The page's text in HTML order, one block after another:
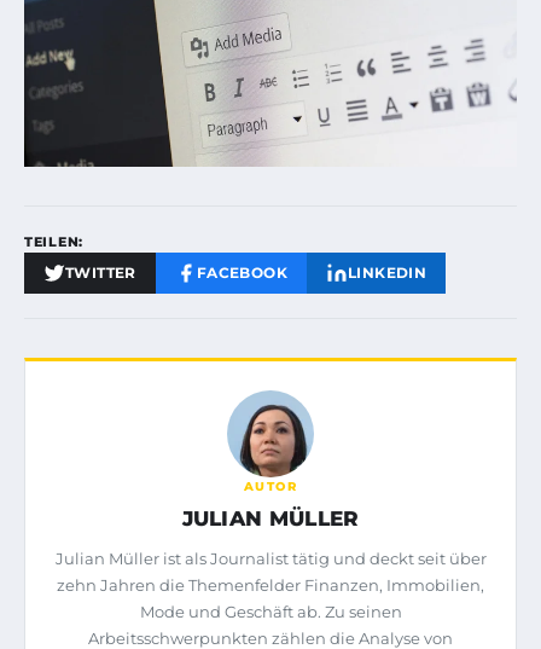
TEILEN:
TWITTER FACEBOOK LINKEDIN
AUTOR
JULIAN MÜLLER
Julian Müller ist als Journalist tätig und deckt seit über
zehn Jahren die Themenfelder Finanzen, Immobilien,
Mode und Geschäft ab. Zu seinen
Arbeitsschwerpunkten zählen die Analyse von